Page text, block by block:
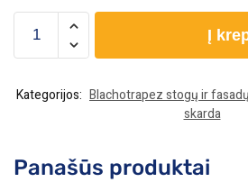
Į
Kategorijos: Blachotrapez stogų ir
skarda
Panašūs produktai